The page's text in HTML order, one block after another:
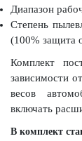
Диапазон
Степень
(100% защита
Комплект
зависимости
весов
включать
В комплект